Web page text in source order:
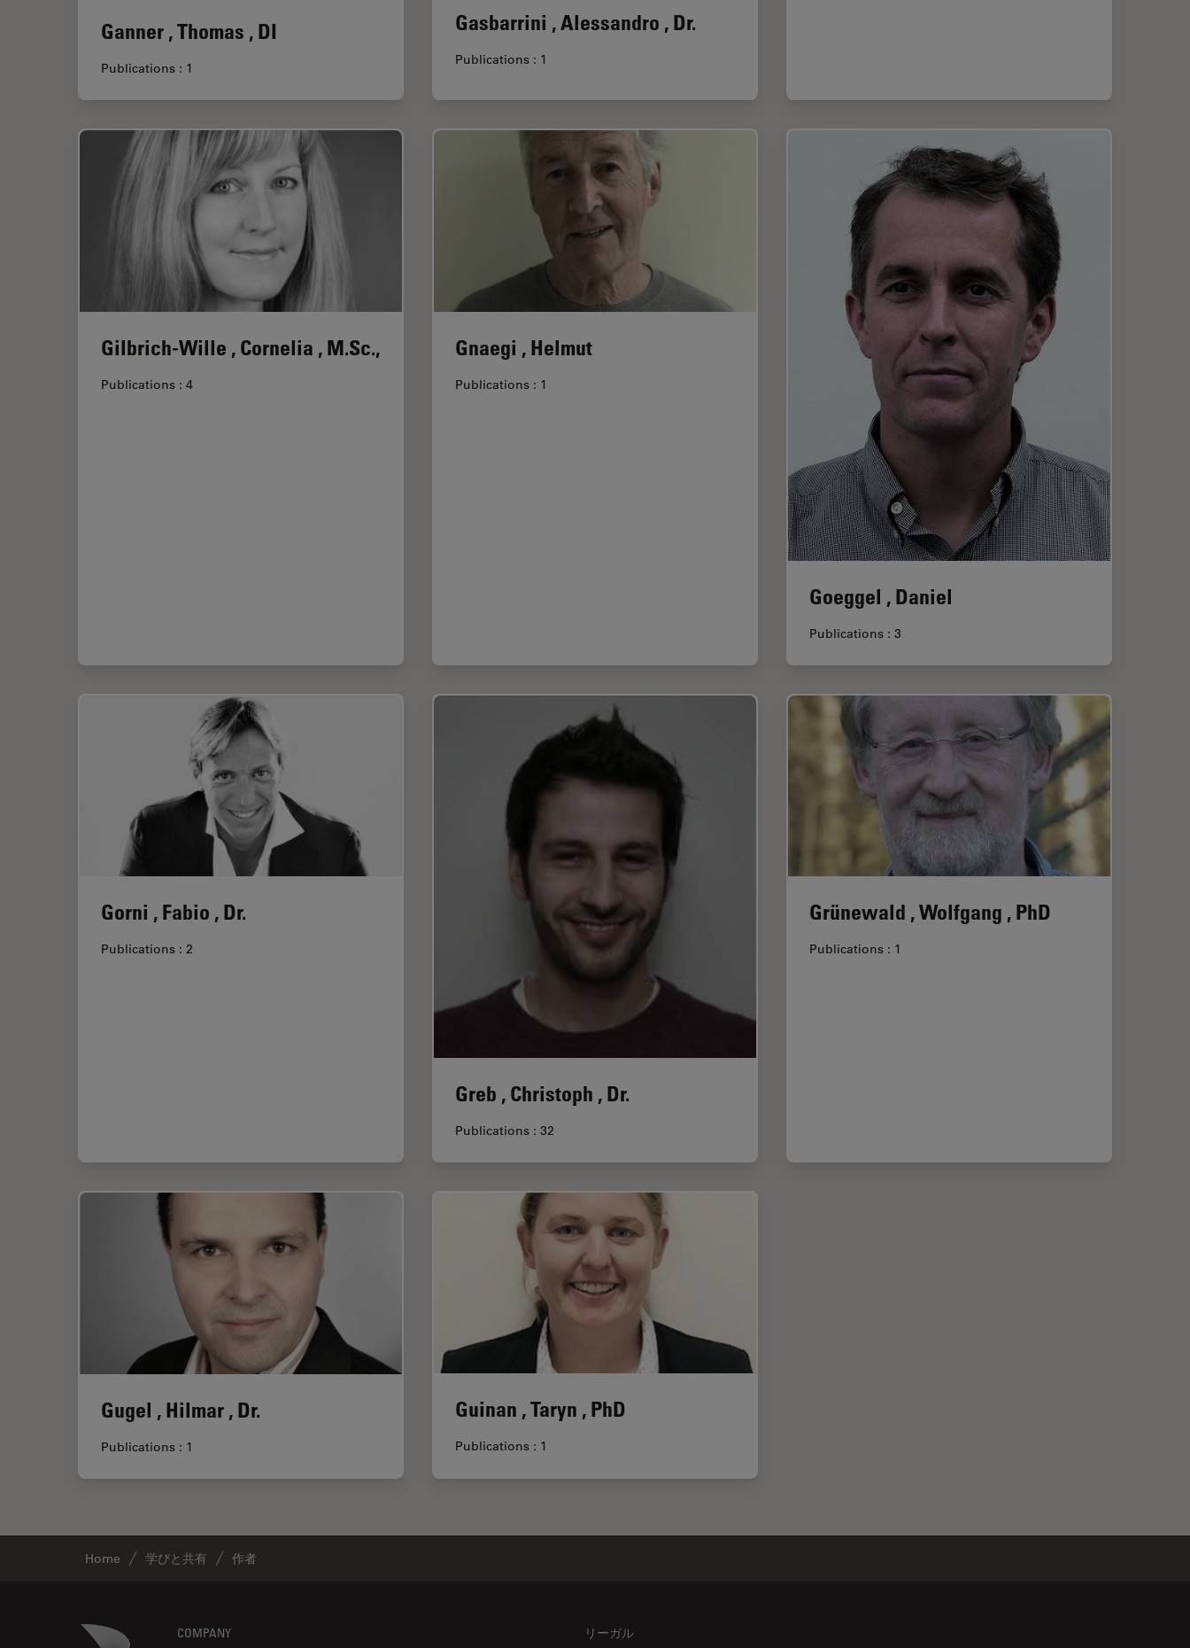
Ganner , Thomas , DI
Publications : 1
Gasbarrini , Alessandro , Dr.
Publications : 1
Gilbrich-Wille , Cornelia , M.Sc.,
Publications : 4
Gnaegi , Helmut
Publications : 1
Goeggel , Daniel
Publications : 3
Gorni , Fabio , Dr.
Publications : 2
Greb , Christoph , Dr.
Publications : 32
Grünewald , Wolfgang , PhD
Publications : 1
Gugel , Hilmar , Dr.
Publications : 1
Guinan , Taryn , PhD
Publications : 1
Home 学びと共有 作者
Danaher Logo COMPANY リーガル